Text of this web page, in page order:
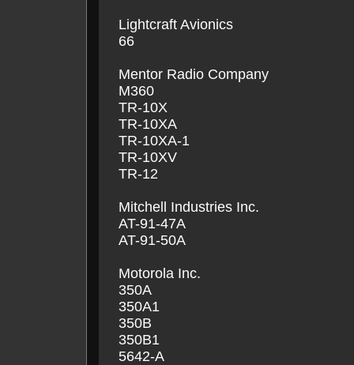
Lightcraft Avionics
66
Mentor Radio Company
M360
TR-10X
TR-10XA
TR-10XA-1
TR-10XV
TR-12
Mitchell Industries Inc.
AT-91-47A
AT-91-50A
Motorola Inc.
350A
350A1
350B
350B1
5642-A